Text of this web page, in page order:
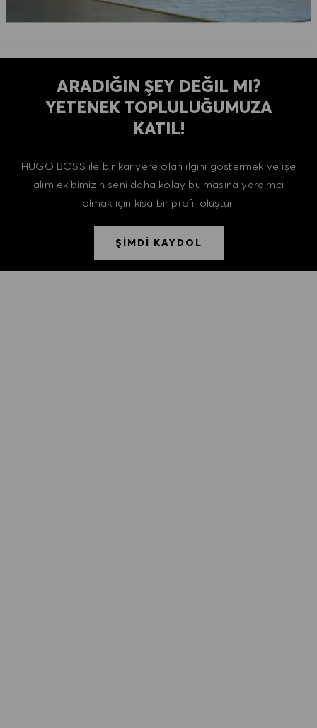
ARADIĞIN ŞEY DEĞIL MI?
YETENEK TOPLULUĞUMUZA
KATIL!
HUGO BOSS ile bir kariyere olan ilgini göstermek ve işe
alım ekibimizin seni daha kolay bulmasına yardımcı
olmak için kısa bir profil oluştur!
ŞİMDİ KAYDOL